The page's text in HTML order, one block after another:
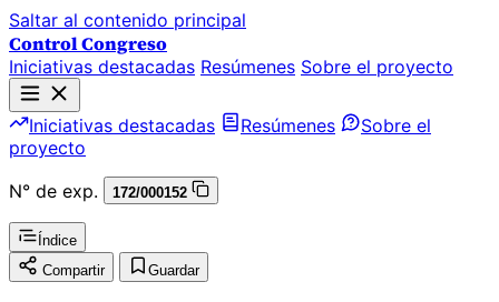
Saltar al contenido principal
Control Congreso
Iniciativas destacadas Resúmenes Sobre el proyecto
Iniciativas destacadas Resúmenes
Sobre el
proyecto
N° de exp.
172/000152
Índice
Compartir
Guardar